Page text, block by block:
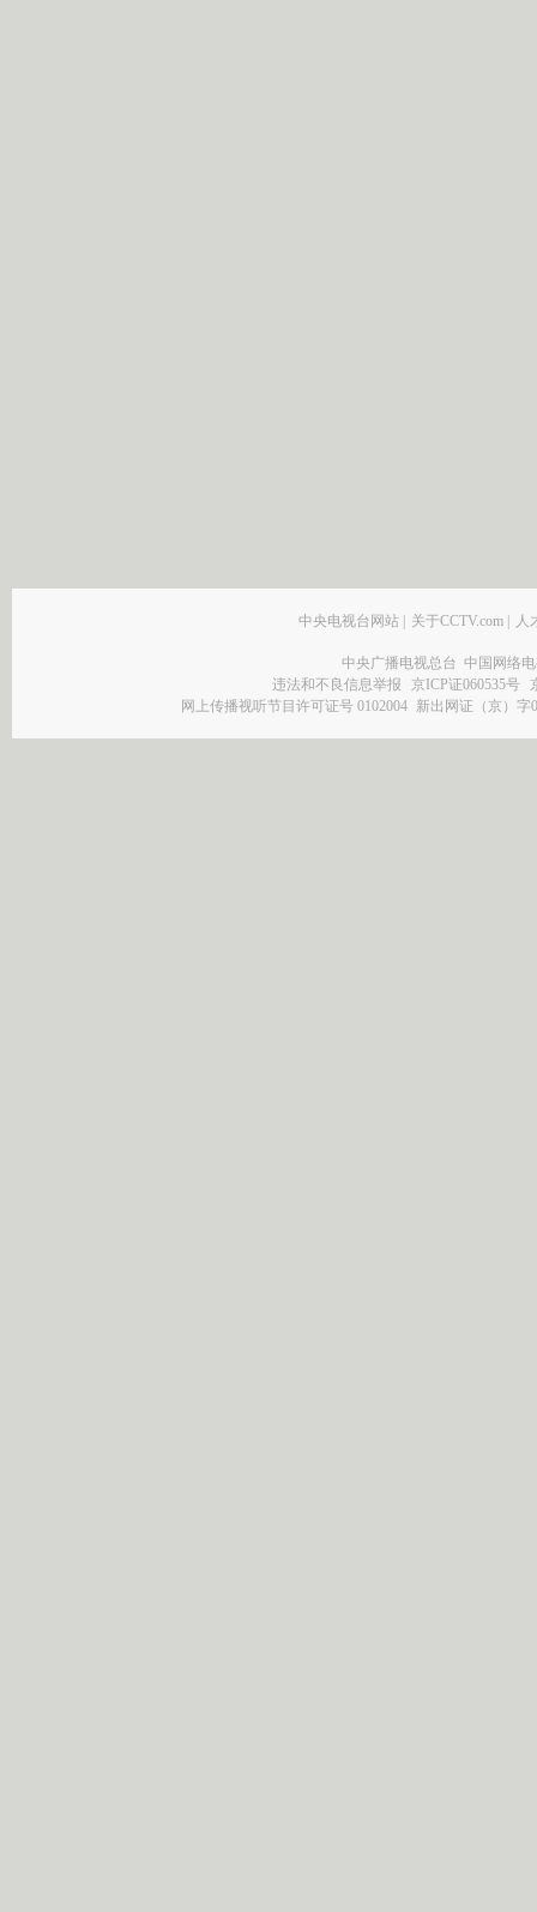
中央电视台网站 关于CCTV.com 人
中央广播电视总台 中国网络
违法和不良信息举报
京ICP证060535号
网上传播视听节目许可证号 0102004 新出网证（京）